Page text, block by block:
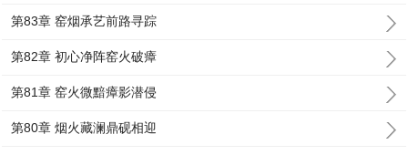
第83章 窑烟承艺前路寻踪
第82章 初心净阵窑火破瘴
第81章 窑火微黯瘴影潜侵
第80章 烟火藏澜鼎砚相迎